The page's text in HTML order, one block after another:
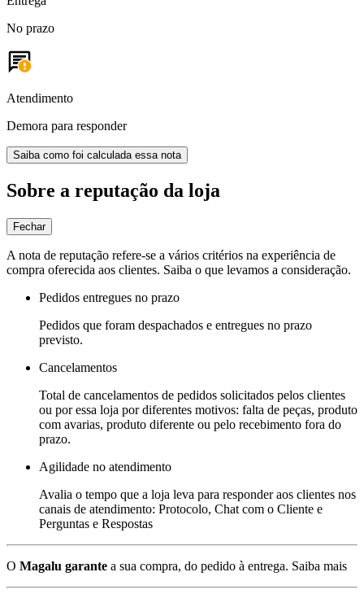
No prazo
Atendimento
Demora para responder
Saiba como foi calculada essa nota
Sobre a reputação da loja
Fechar
A nota de reputação refere-se a vários critérios na experiência de
compra oferecida aos clientes. Saiba o que levamos a consideração.
Pedidos entregues no prazo
Pedidos que foram despachados e entregues no prazo
previsto.
Cancelamentos
Total de cancelamentos de pedidos solicitados pelos clientes
ou por essa loja por diferentes motivos: falta de peças, produto
com avarias, produto diferente ou pelo recebimento fora do
prazo.
Agilidade no atendimento
Avalia o tempo que a loja leva para responder aos clientes nos
canais de atendimento: Protocolo, Chat com o Cliente e
Perguntas e Respostas
O Magalu garante a sua compra, do pedido à entrega. Saiba mais